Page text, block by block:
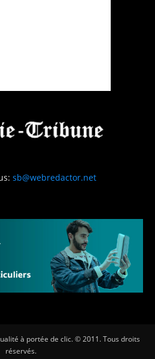
sb@webredactor.net
à portée de clic. © 2011. Tous droits
réservés.